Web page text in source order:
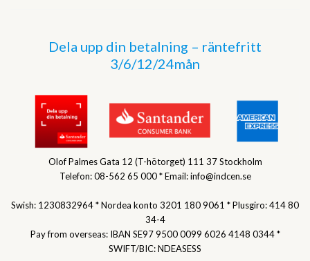
Dela upp din betalning – räntefritt
3/6/12/24mån
Olof Palmes Gata 12 (T-hötorget) 111 37 Stockholm
Telefon: 08-562 65 000 * Email: info@indcen.se
Swish: 1230832964 * Nordea konto 3201 180 9061 * Plusgiro: 414 80
34-4
Pay from overseas: IBAN SE97 9500 0099 6026 4148 0344 *
SWIFT/BIC: NDEASESS